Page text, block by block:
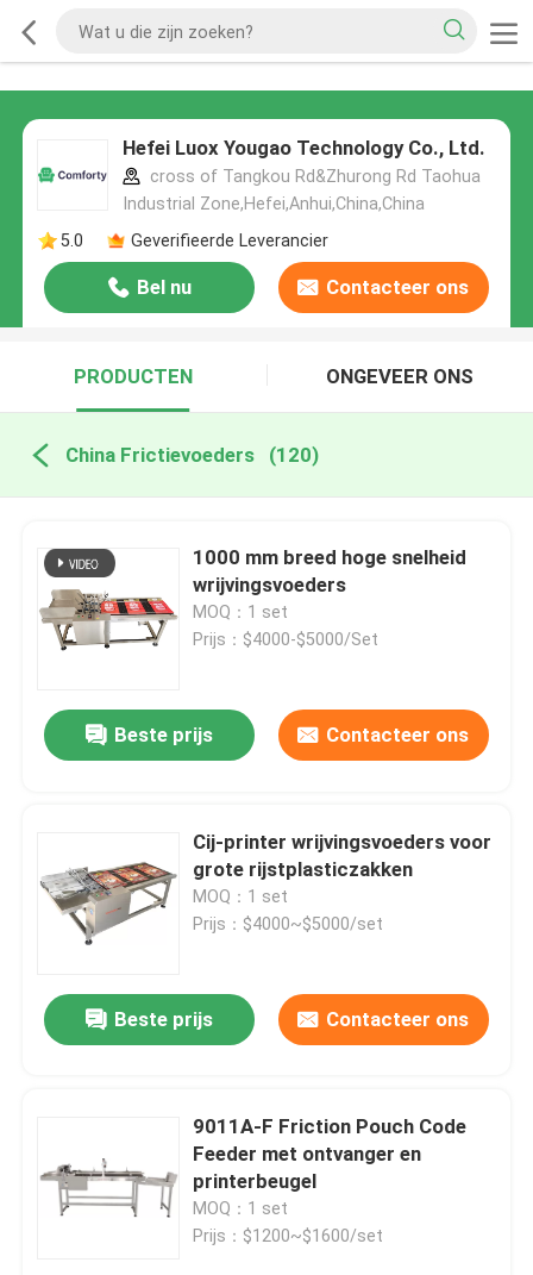
Hefei Luox Yougao Technology Co., Ltd.
cross of Tangkou Rd&Zhurong Rd Taohua
Industrial Zone,Hefei,Anhui,China,China
5.0
Geverifieerde Leverancier
Bel nu Contacteer ons
PRODUCTEN ONGEVEER ONS
China Frictievoeders (120)
1000 mm breed hoge snelheid
wrijvingsvoeders
MOQ：1 set
Prijs：$4000-$5000/Set
Beste prijs Contacteer ons
Cij-printer wrijvingsvoeders voor
grote rijstplasticzakken
MOQ：1 set
Prijs：$4000~$5000/set
Beste prijs Contacteer ons
9011A-F Friction Pouch Code
Feeder met ontvanger en
printerbeugel
MOQ：1 set
Prijs：$1200~$1600/set